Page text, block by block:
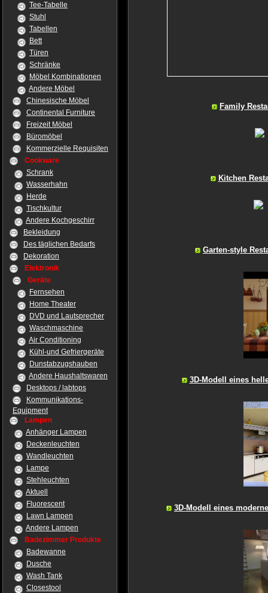
Tee-Tabelle
Stuhl
Tabellen
Bett
Türen
Schränke
Möbel Kombinationen
Andere Möbel
Chinesische Möbel
Continental Furniture
Freizeit Möbel
Büromöbel
Kommerzielle Requisiten
Cookware
Schrank
Wasserhahn
Herde
Tischkultur
Andere Kochgeschirr
Bekleidung
Des täglichen Bedarfs
Dekoration
Elektronik
Geräte
Fernsehen
Home Theater
DVD und Lautsprecher
Waschmaschine
Air Conditioning
Kühl-und Gefriergeräte
Dunstabzugshauben
Andere Haushaltswaren
Desktops / labtops
Kommunikations-
Equipment
Lampen
Anhänger Lampen
Deckenleuchten
Wandleuchten
Lampe
Stehleuchten
Aktuell
Fluorescent
Lawn Lampen
Andere Lampen
Badezimmer Produkte
Badewanne
Dusche
Wash Tank
Closestool
Family
Kitchen
Garten-style
3D-Modell eines
3D-Modell eines